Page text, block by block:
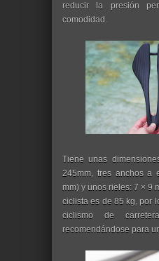
reducir la presión
comodidad.
Tiene unas
245mm, tres anchos a
mm) y unos rieles: 7 × 9
ciclista es de 85 kg, por
ciclismo de
recomendándose para